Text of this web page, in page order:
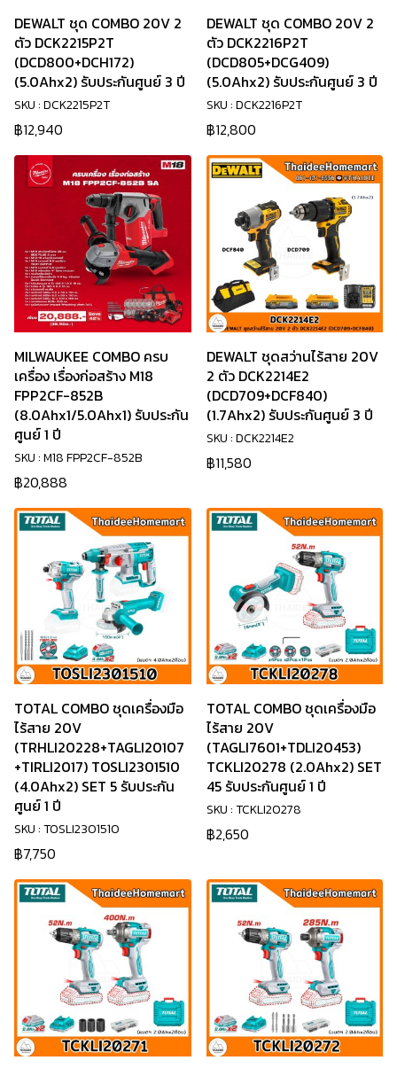
DEWALT ชุด COMBO 20V 2
ตัว DCK2215P2T
(DCD800+DCH172)
(5.0Ahx2) รับประกันศูนย์ 3 ปี
SKU : DCK2215P2T
฿12,940
DEWALT ชุด COMBO 20V 2
ตัว DCK2216P2T
(DCD805+DCG409)
(5.0Ahx2) รับประกันศูนย์ 3 ปี
SKU : DCK2216P2T
฿12,800
MILWAUKEE COMBO ครบ
เครื่อง เรื่องก่อสร้าง M18
FPP2CF-852B
(8.0Ahx1/5.0Ahx1) รับประกัน
ศูนย์ 1 ปี
SKU : M18 FPP2CF-852B
฿20,888
DEWALT ชุดสว่านไร้สาย 20V
2 ตัว DCK2214E2
(DCD709+DCF840)
(1.7Ahx2) รับประกันศูนย์ 3 ปี
SKU : DCK2214E2
฿11,580
TOTAL COMBO ชุดเครื่องมือ
ไร้สาย 20V
(TRHLI20228+TAGLI20107
+TIRLI2017) TOSLI2301510
(4.0Ahx2) SET 5 รับประกัน
ศูนย์ 1 ปี
SKU : TOSLI2301510
฿7,750
TOTAL COMBO ชุดเครื่องมือ
ไร้สาย 20V
(TAGLI7601+TDLI20453)
TCKLI20278 (2.0Ahx2) SET
45 รับประกันศูนย์ 1 ปี
SKU : TCKLI20278
฿2,650